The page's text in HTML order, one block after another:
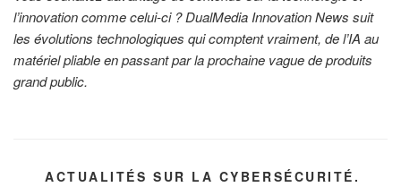
l’innovation comme celui-ci ? DualMedia Innovation News suit
les évolutions technologiques qui comptent vraiment, de l’IA au
matériel pliable en passant par la prochaine vague de produits
grand public.
CATÉGORIES
ACTUALITÉS SUR LA CYBERSÉCURITÉ.